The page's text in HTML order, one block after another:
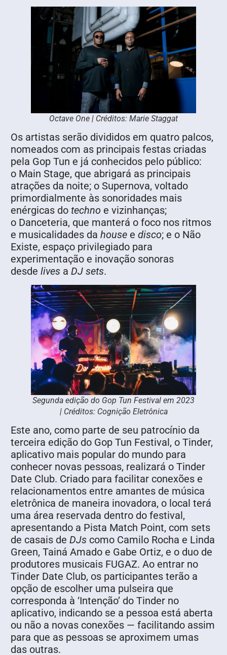
Octave One | Créditos: Marie Staggat
Os artistas serão divididos em quatro palcos,
nomeados com as principais festas criadas
pela Gop Tun e já conhecidos pelo público:
o Main Stage, que abrigará as principais
atrações da noite; o Supernova, voltado
primordialmente às sonoridades mais
enérgicas do techno e vizinhanças;
o Danceteria, que manterá o foco nos ritmos
e musicalidades da house e disco; e o Não
Existe, espaço privilegiado para
experimentação e inovação sonoras
desde lives a DJ sets.
Segunda edição do Gop Tun Festival em 2023
| Créditos: Cognição Eletrônica
Este ano, como parte de seu patrocínio da
terceira edição do Gop Tun Festival, o Tinder,
aplicativo mais popular do mundo para
conhecer novas pessoas, realizará o Tinder
Date Club. Criado para facilitar conexões e
relacionamentos entre amantes de música
eletrônica de maneira inovadora, o local terá
uma área reservada dentro do festival,
apresentando a Pista Match Point, com sets
de casais de DJs como Camilo Rocha e Linda
Green, Tainá Amado e Gabe Ortiz, e o duo de
produtores musicais FUGAZ. Ao entrar no
Tinder Date Club, os participantes terão a
opção de escolher uma pulseira que
corresponda à ‘Intenção’ do Tinder no
aplicativo, indicando se a pessoa está aberta
ou não a novas conexões — facilitando assim
para que as pessoas se aproximem umas
das outras.